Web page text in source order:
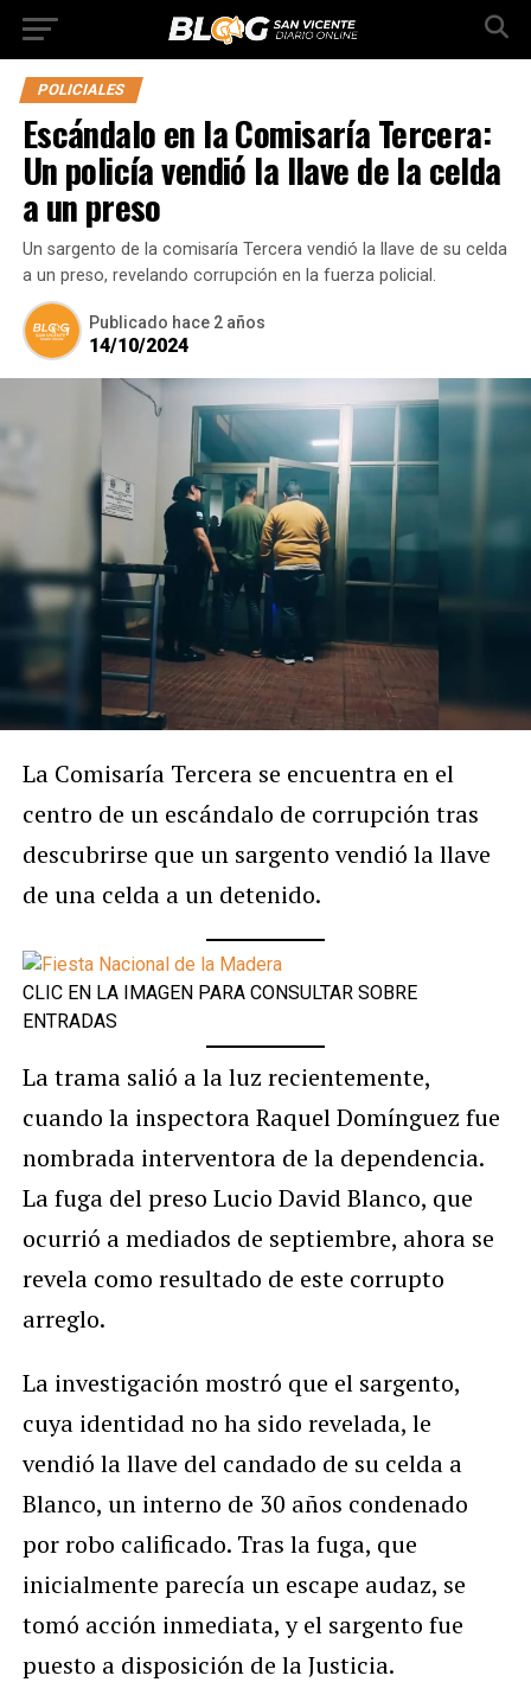
POLICIALES
Escándalo en la Comisaría Tercera:
Un policía vendió la llave de la celda
a un preso
Un sargento de la comisaría Tercera vendió la llave de su celda
a un preso, revelando corrupción en la fuerza policial.
Publicado hace 2 años
14/10/2024
La Comisaría Tercera se encuentra en el
centro de un escándalo de corrupción tras
descubrirse que un sargento vendió la llave
de una celda a un detenido.
CLIC EN LA IMAGEN PARA CONSULTAR SOBRE
ENTRADAS
La trama salió a la luz recientemente,
cuando la inspectora Raquel Domínguez fue
nombrada interventora de la dependencia.
La fuga del preso Lucio David Blanco, que
ocurrió a mediados de septiembre, ahora se
revela como resultado de este corrupto
arreglo.
La investigación mostró que el sargento,
cuya identidad no ha sido revelada, le
vendió la llave del candado de su celda a
Blanco, un interno de 30 años condenado
por robo calificado. Tras la fuga, que
inicialmente parecía un escape audaz, se
tomó acción inmediata, y el sargento fue
puesto a disposición de la Justicia.